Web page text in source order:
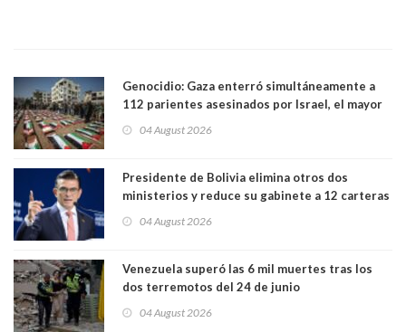
Genocidio: Gaza enterró simultáneamente a
112 parientes asesinados por Israel, el mayor
muertos figuran 44 niños y nueve ancianos
04 August 2026
Presidente de Bolivia elimina otros dos
ministerios y reduce su gabinete a 12 carteras
04 August 2026
Venezuela superó las 6 mil muertes tras los
dos terremotos del 24 de junio
04 August 2026